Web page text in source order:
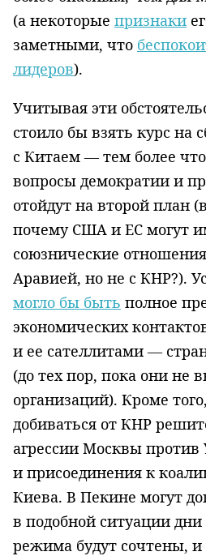
(а некоторые признаки
заметными, что
лидеров).
Учитывая эти
стоило бы взять курс на
с Китаем — тем более
вопросы демократии и
отойдут на второй план
почему США и ЕС могут
союзнические
Аравией, но не с КНР?).
могло бы быть полное
экономических
и ее сателлитами —
(до тех пор, пока они не
организаций). Кроме
добиваться от КНР
агрессии Москвы
и присоединения к
Киева. В Пекине могут
в подобной ситуации дни
режима будут сочтены, и